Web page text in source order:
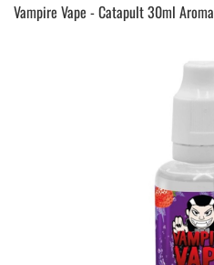
Vampire Vape - Catapult 30ml Aroma